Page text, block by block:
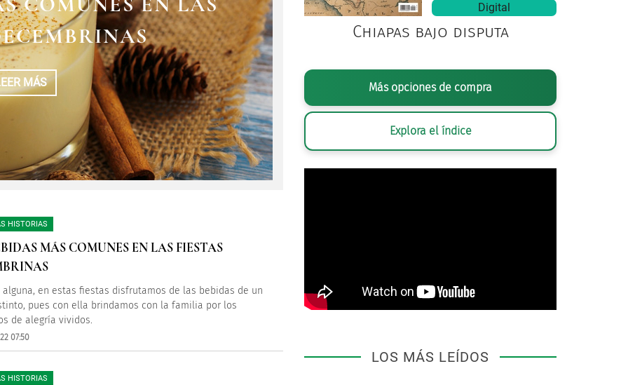
MÁS
MÁS
MÁS
HISTORIAS
MÁS COMUNES EN LAS FIESTAS
alguna, en estas fiestas disfrutamos de las bebidas de un
pues con ella brindamos con la familia por los
de alegría vividos.
07:50
HISTORIAS
Digital
Chiapas bajo disputa
Más opciones de compra
Explora el índice
LOS MÁS LEÍDOS